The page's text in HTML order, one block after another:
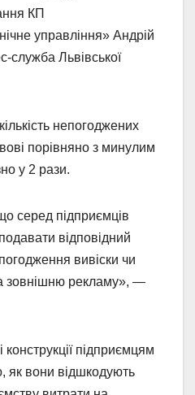
КП
управління» Андрій
служба Львівської
непогоджених
порівняно з минулим
у 2 рази.
серед підприємців
відповідний
вивіски чи
зовнішню рекламу», —
підприємцям
як вони відшкодують